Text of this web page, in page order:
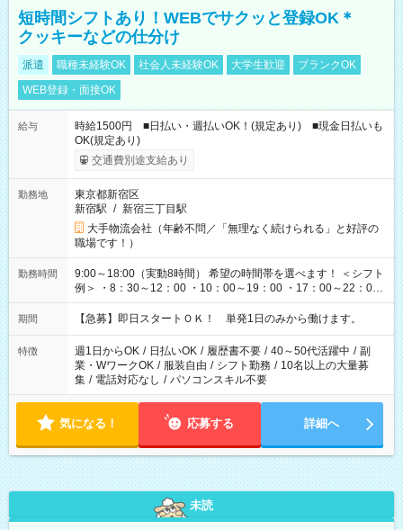
短時間シフトあり！WEBでサクッと登録OK＊
クッキーなどの仕分け
派遣 職種未経験OK 社会人未経験OK 大学生歓迎
ブランクOK
WEB登録・面接OK
給与
時給1500円 ■日払い・週払いOK！(規定あり) ■現金日払いも
OK(規定あり)
交通費別途支給あり
勤務地
東京都新宿区
新宿駅 / 新宿三丁目駅
大手物流会社（年齢不問／「無理なく続けられる」と好評の
職場です！）
勤務時間
9:00～18:00（実動8時間） 希望の時間帯を選べます！ ＜シフト
例＞ ・8：30～12：00 ・10：00～19：00 ・17：00～22：00
・13：00～22：00 ・22：00～翌6：00 など
期間 【急募】即日スタートＯＫ！ 単発1日のみから働けます。
特徴 週1日からOK / 日払いOK / 履歴書不要 / 40～50代活躍中 / 副
業・WワークOK / 服装自由 / シフト勤務 / 10名以上の大量募
集 / 電話対応なし / パソコンスキル不要
気になる！ 応募する 詳細へ
未読